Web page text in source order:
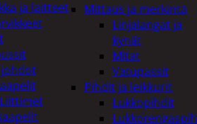
Mittaus ja merkintä
Linjalangat ja
kynät
Mitat
Vatupassit
Pihdit ja leikkurit
Lukkopihdit
ja laitteet
Liittimet